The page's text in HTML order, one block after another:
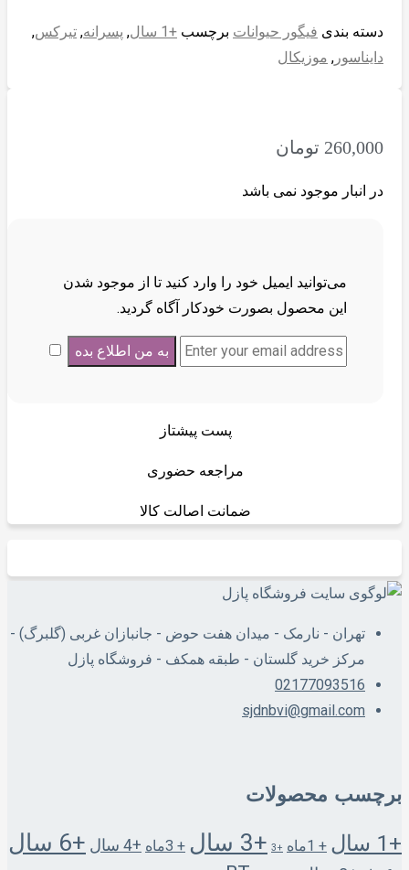
دسته بندی فیگور حیوانات برچسب +1 سال , پسرانه, تیرکس,
دایناسور , موزیکال
260,000 تومان
در انبار موجود نمی باشد
می‌توانید ایمیل خود را وارد کنید تا از موجود شدن
این محصول بصورت خودکار آگاه گردید.
پست پیشتاز
مراجعه حضوری
ضمانت اصالت کالا
تهران - نارمک - میدان هفت حوض - جانبازان غربی (گلبرگ) -
مرکز خرید گلستان - طبقه همکف - فروشگاه پازل
02177093516
sjdnbvi@gmail.com
برچسب محصولات
+1 سال + 1ماه +3 +3 سال + 3ماه +4 سال +6 سال